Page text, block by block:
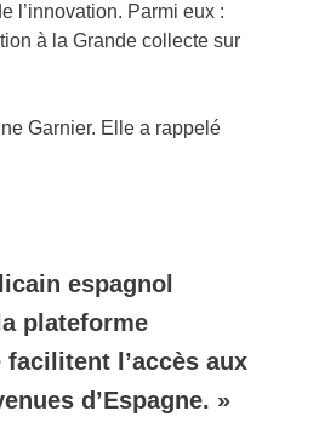
l’innovation. Parmi eux :
à la Grande collecte sur
Garnier. Elle a rappelé
espagnol
plateforme
l’accès aux
d’Espagne. »